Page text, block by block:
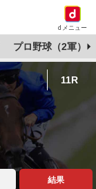
dメニュー
プロ野球（2軍）
11R
結果